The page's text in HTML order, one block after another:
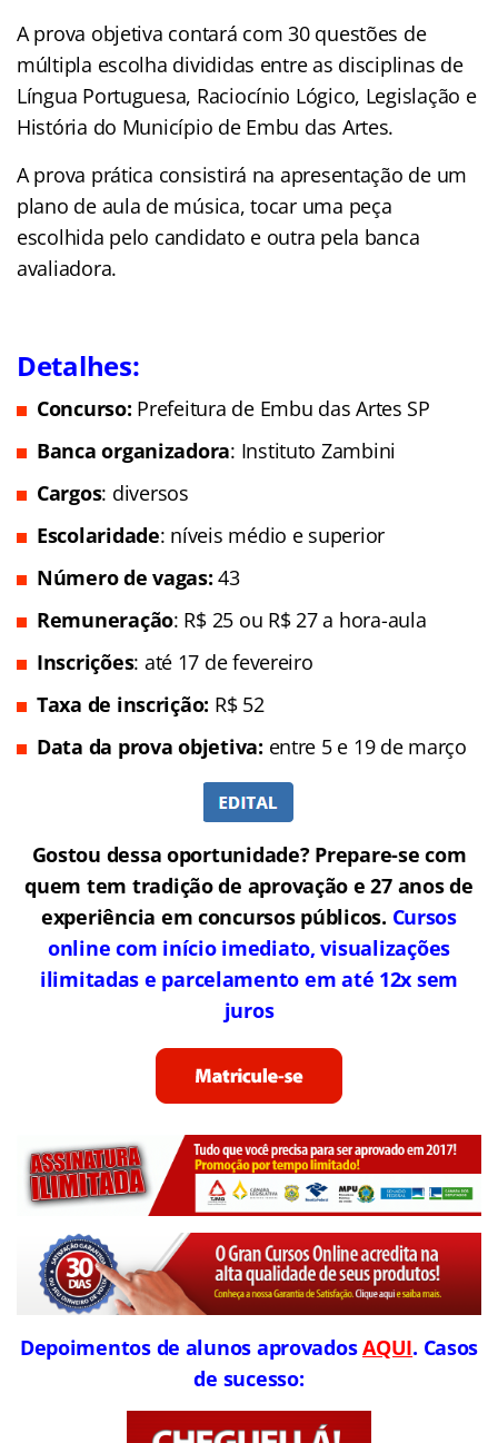
A prova objetiva contará com 30 questões de
múltipla escolha divididas entre as disciplinas de
Língua Portuguesa, Raciocínio Lógico, Legislação e
História do Município de Embu das Artes.
A prova prática consistirá na apresentação de um
plano de aula de música, tocar uma peça
escolhida pelo candidato e outra pela banca
avaliadora.
Detalhes:
Concurso: Prefeitura de Embu das Artes SP
Banca organizadora: Instituto Zambini
Cargos: diversos
Escolaridade: níveis médio e superior
Número de vagas:43
Remuneração: R$ 25 ou R$ 27 a hora-aula
Inscrições: até 17 de fevereiro
Taxa de inscrição: R$ 52
Data da prova objetiva: entre 5 e 19 de março
Gostou dessa oportunidade? Prepare-se com
quem tem tradição de aprovação e 27 anos de
experiência em concursos públicos. Cursos
online com início imediato, visualizações
ilimitadas e parcelamento em até 12x sem
juros
Depoimentos de alunos aprovadosAQUI. Casos
de sucesso: